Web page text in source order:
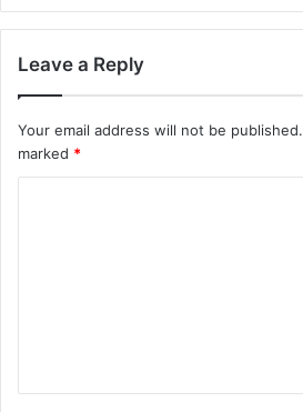
Leave a Reply
Your email address will not be published.
marked *